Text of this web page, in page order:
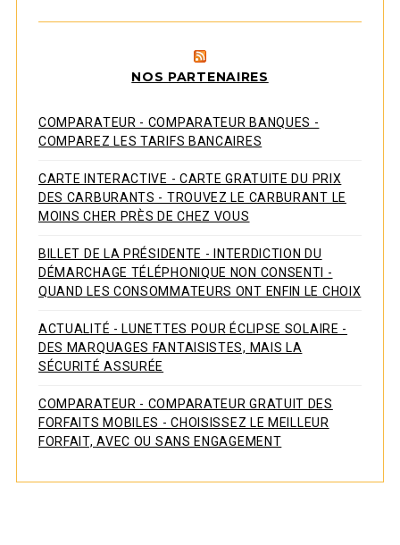
NOS PARTENAIRES
COMPARATEUR - COMPARATEUR BANQUES -
COMPAREZ LES TARIFS BANCAIRES
CARTE INTERACTIVE - CARTE GRATUITE DU PRIX
DES CARBURANTS - TROUVEZ LE CARBURANT LE
MOINS CHER PRÈS DE CHEZ VOUS
BILLET DE LA PRÉSIDENTE - INTERDICTION DU
DÉMARCHAGE TÉLÉPHONIQUE NON CONSENTI -
QUAND LES CONSOMMATEURS ONT ENFIN LE CHOIX
ACTUALITÉ - LUNETTES POUR ÉCLIPSE SOLAIRE -
DES MARQUAGES FANTAISISTES, MAIS LA
SÉCURITÉ ASSURÉE
COMPARATEUR - COMPARATEUR GRATUIT DES
FORFAITS MOBILES - CHOISISSEZ LE MEILLEUR
FORFAIT, AVEC OU SANS ENGAGEMENT